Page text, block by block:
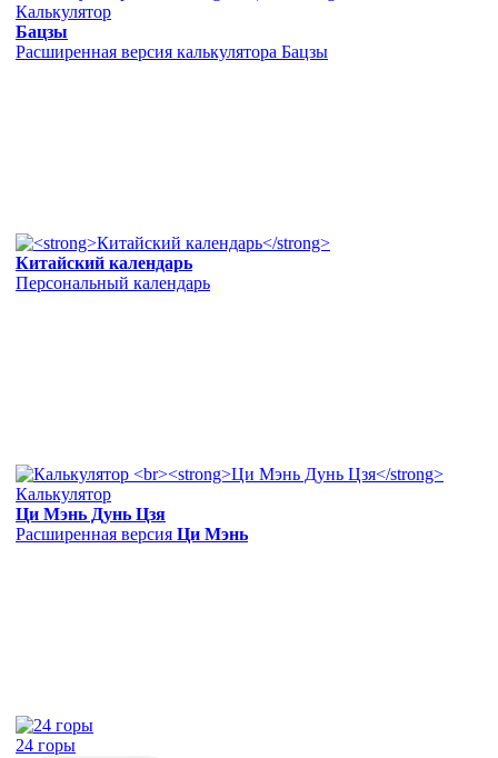
Калькулятор
Бацзы
Расширенная версия калькулятора Бацзы
Китайский календарь
Персональный календарь
Калькулятор
Ци Мэнь Дунь Цзя
Расширенная версия Ци Мэнь
24 горы